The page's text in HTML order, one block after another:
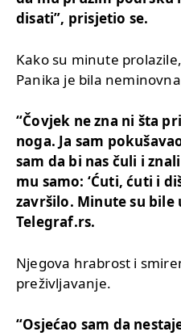
disati”, prisjetio se.
Kako su minute
Panika je bila
“Čovjek ne zna ni šta
noga. Ja sam
sam da bi nas čuli i
mu samo: ‘Ćuti, ćuti i
završilo. Minute su bile
Telegraf.rs.
Njegova hrabrost i
preživljavanje.
“Osjećao sam da